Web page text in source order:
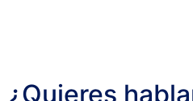
¿Quieres